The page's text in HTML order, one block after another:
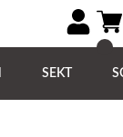
SEKT